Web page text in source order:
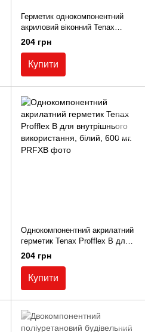
Герметик однокомпонентний
акриловий віконний Tenax
Profflex А для зовнішнього
використання, білий, 600 мл.
204 грн
Купити
Однокомпонентний акрилатний
герметик Tenax Profflex B для
внутрішнього використання,
білий, 600 мг.
204 грн
Купити